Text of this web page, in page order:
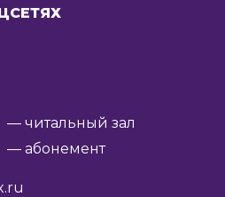
— читальный зал
— абонемент